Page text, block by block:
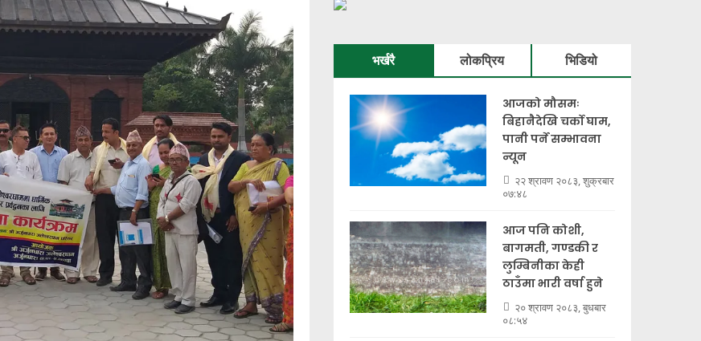
भर्खरै लोकप्रिय भिडियो
आजको मौसमः
बिहानैदेखि चर्को घाम,
पानी पर्ने सम्भावना
न्यून
२२ श्रावण २०८३, शुक्रबार
०७:४८
आज पनि कोशी,
बागमती, गण्डकी र
लुम्बिनीका केही
ठाउँमा भारी वर्षा हुने
२० श्रावण २०८३, बुधबार
०८:५४